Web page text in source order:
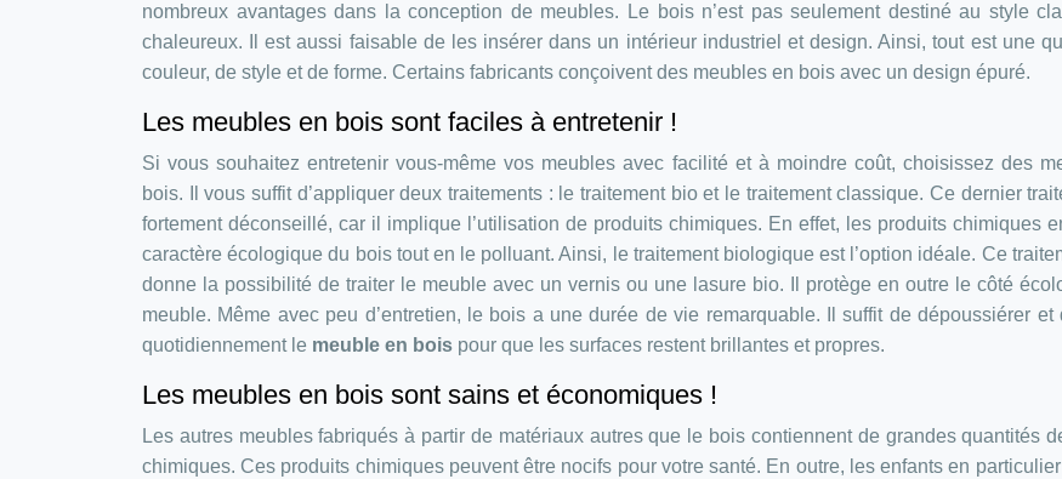
nombreux avantages dans la conception de meubles. Le bois n’est pas seulement destiné au style
chaleureux. Il est aussi faisable de les insérer dans un intérieur industriel et design. Ainsi, tout est une
couleur, de style et de forme. Certains fabricants conçoivent des meubles en bois avec un design épuré.
Les meubles en bois sont faciles à entretenir !
Si vous souhaitez entretenir vous-même vos meubles avec facilité et à moindre coût, choisissez des
bois. Il vous suffit d’appliquer deux traitements : le traitement bio et le traitement classique. Ce dernier
fortement déconseillé, car il implique l’utilisation de produits chimiques. En effet, les produits chimiques
caractère écologique du bois tout en le polluant. Ainsi, le traitement biologique est l’option idéale. Ce
donne la possibilité de traiter le meuble avec un vernis ou une lasure bio. Il protège en outre le côté
meuble. Même avec peu d’entretien, le bois a une durée de vie remarquable. Il suffit de dépoussiérer et
quotidiennement le meuble en bois pour que les surfaces restent brillantes et propres.
Les meubles en bois sont sains et économiques !
Les autres meubles fabriqués à partir de matériaux autres que le bois contiennent de grandes quantités
chimiques. Ces produits chimiques peuvent être nocifs pour votre santé. En outre, les enfants en